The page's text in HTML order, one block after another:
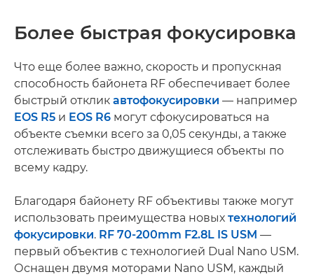
Более быстрая фокусировка
Что еще более важно, скорость и пропускная
способность байонета RF обеспечивает более
быстрый отклик автофокусировки — например
EOS R5 и EOS R6 могут сфокусироваться на
объекте съемки всего за 0,05 секунды, а также
отслеживать быстро движущиеся объекты по
всему кадру.
Благодаря байонету RF объективы также могут
использовать преимущества новых технологий
фокусировки. RF 70-200mm F2.8L IS USM —
первый объектив с технологией Dual Nano USM.
Оснащен двумя моторами Nano USM, каждый